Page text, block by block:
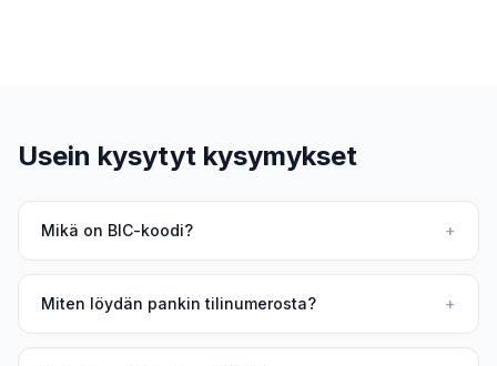
Usein kysytyt kysymykset
Mikä on BIC-koodi? +
Miten löydän pankin tilinumerosta? +